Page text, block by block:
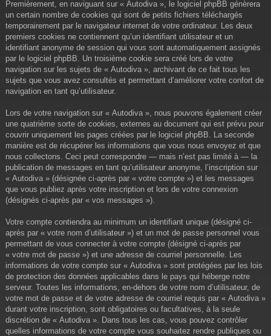
Premièrement, en naviguant sur « Autodiva », le logiciel phpBB génèrera
un certain nombre de cookies qui sont de petits fichiers téléchargés
temporairement par le navigateur internet de votre ordinateur. Les deux
premiers cookies ne contiennent qu’un identifiant utilisateur et un
identifiant anonyme de session qui vous sont automatiquement assignés
par le logiciel phpBB. Un troisième cookie sera créé lors de votre
navigation sur les sujets de « Autodiva », archivant de ce fait tous les
sujets que vous avez consultés et permettant d’améliorer votre confort de
navigation en tant qu’utilisateur.
Lors de votre navigation sur « Autodiva », nous pouvons également créer
une quatrième sorte de cookies, externes au document qui est prévu pour
couvrir uniquement les pages créées par le logiciel phpBB. La seconde
manière est de récupérer les informations que vous nous envoyez et que
nous collectons. Ceci peut correspondre — mais n’est pas limité à — la
publication de messages en tant qu’utilisateur anonyme, l’inscription sur
« Autodiva » (désignée ci-après par « votre compte ») et les messages
que vous publiez après votre inscription et lors de votre connexion
(désignés ci-après par « vos messages »).
Votre compte contiendra au minimum un identifiant unique (désigné ci-
après par « votre nom d’utilisateur ») et un mot de passe personnel vous
permettant de vous connecter à votre compte (désigné ci-après par
« votre mot de passe ») et une adresse de courriel personnelle. Les
informations de votre compte sur « Autodiva » sont protégées par les lois
de protection des données applicables dans le pays qui héberge notre
serveur. Toutes les informations, en-dehors de votre nom d’utilisateur, de
votre mot de passe et de votre adresse de courriel requis par « Autodiva »
durant votre inscription, sont obligatoires ou facultatives, à la seule
discrétion de « Autodiva ». Dans tous les cas, vous pouvez contrôler
quelles informations de votre compte vous souhaitez rendre publiques ou